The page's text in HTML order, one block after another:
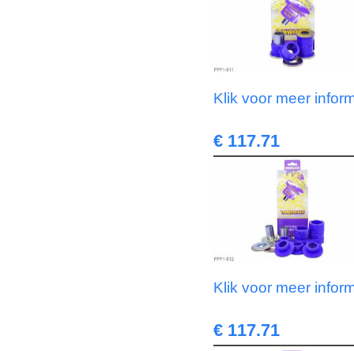
Klik voor meer
€ 117.71
Klik voor meer
€ 117.71